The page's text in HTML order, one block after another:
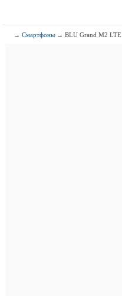
→Смартфоны → BLU Grand M2 LTE